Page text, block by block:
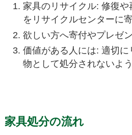
家具のリサイクル: 修復
をリサイクルセンターに
欲しい方へ寄付やプレゼ
価値がある人には: 適切
物として処分されないよ
家具処分の流れ